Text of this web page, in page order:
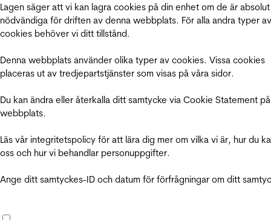
Lagen säger att vi kan lagra cookies på din enhet om de är absolut
nödvändiga för driften av denna webbplats. För alla andra typer av
cookies behöver vi ditt tillstånd.
Denna webbplats använder olika typer av cookies. Vissa cookies
placeras ut av tredjepartstjänster som visas på våra sidor.
Du kan ändra eller återkalla ditt samtycke via Cookie Statement
webbplats.
Läs vår integritetspolicy för att lära dig mer om vilka vi är, hur du
oss och hur vi behandlar personuppgifter.
Ange ditt samtyckes-ID och datum för förfrågningar om ditt